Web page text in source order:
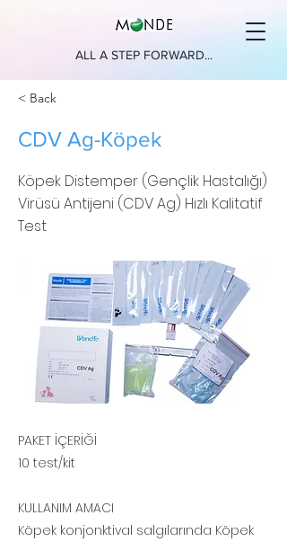
ALL A STEP FORWARD...
< Back
CDV Ag-Köpek
Köpek Distemper (Gençlik Hastalığı)
Virüsü Antijeni (CDV Ag) Hızlı Kalitatif
Test
PAKET İÇERİĞİ
10 test/kit
KULLANIM AMACI
Köpek konjonktival salgılarında Köpek